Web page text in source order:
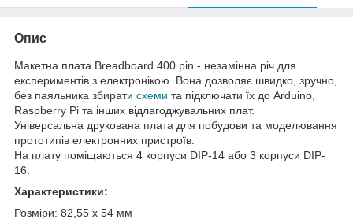
Опис
Макетна плата Breadboard 400 pin - незамінна річ для
експериментів з електронікою. Вона дозволяє швидко, зручно,
без паяльника збирати схеми та підключати їх до Arduino,
Raspberry Pi та інших відлагоджувальних плат.
Універсальна друкована плата для побудови та моделювання
прототипів електронних пристроїв.
На плату поміщаються 4 корпуси DIP-14 або 3 корпуси DIP-
16.
Характеристики:
Розміри: 82,55 x 54 мм